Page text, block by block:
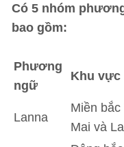
Có 5 nhóm
bao gồm:
Phương
ngữ
Khu vực
Lanna
Miền
Mai và